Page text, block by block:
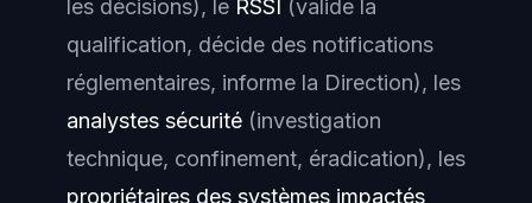
les décisions), le RSSI (valide la
qualification, décide des notifications
réglementaires, informe la Direction), les
analystes sécurité (investigation
technique, confinement, éradication), les
propriétaires des systèmes impactés